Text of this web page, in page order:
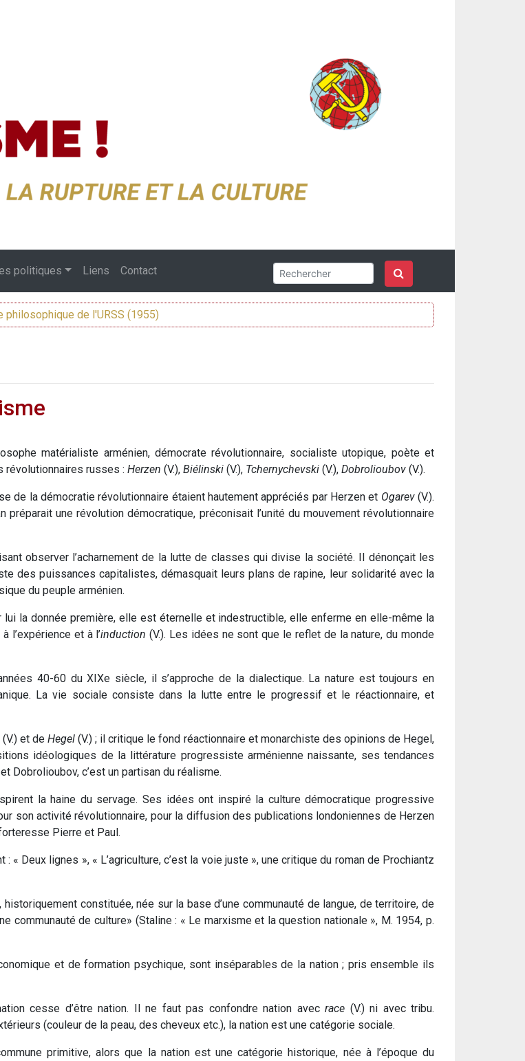
politiques Liens Contact
de l'URSS (1955)
matérialiste arménien, démocrate révolutionnaire, socialiste utopique, poète et
révolutionnaires russes : Herzen (V.), Biélinski (V.), Tchernychevski (V.), Dobrolioubov (V.).
de la démocratie révolutionnaire étaient hautement appréciés par Herzen et Ogarev(V.).
une révolution démocratique, préconisait l’unité du mouvement révolutionnaire
observer l’acharnement de la lutte de classes qui divise la société. Il dénonçait les
des puissances capitalistes, démasquait leurs plans de rapine, leur solidarité avec la
du peuple arménien.
la donnée première, elle est éternelle et indestructible, elle enferme en elle-même la
l’expérience et à l’induction (V.). Les idées ne sont que le reflet de la nature, du monde
40-60 du XIXe siècle, il s’approche de la dialectique. La nature est toujours en
La vie sociale consiste dans la lutte entre le progressif et le réactionnaire, et
(V.) et deHegel (V.) ; il critique le fond réactionnaire et monarchiste des opinions de Hegel,
idéologiques de la littérature progressiste arménienne naissante, ses tendances
Dobrolioubov, c’est un partisan du réalisme.
la haine du servage. Ses idées ont inspiré la culture démocratique progressive
son activité révolutionnaire, pour la diffusion des publications londoniennes de Herzen
Pierre et Paul.
Deux lignes », « L’agriculture, c’est la voie juste », une critique du roman de Prochiantz
constituée, née sur la base d’une communauté de langue, de territoire, de
communauté de culture» (Staline : « Le marxisme et la question nationale », M. 1954, p.
et de formation psychique, sont inséparables de la nation ; pris ensemble ils
cesse d’être nation. Il ne faut pas confondre nation avecrace (V.) ni avec tribu.
(couleur de la peau, des cheveux etc.), la nation est une catégorie sociale.
primitive, alors que la nation est une catégorie historique, née à l’époque du